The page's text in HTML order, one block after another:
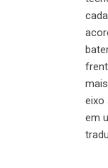
eixo
em